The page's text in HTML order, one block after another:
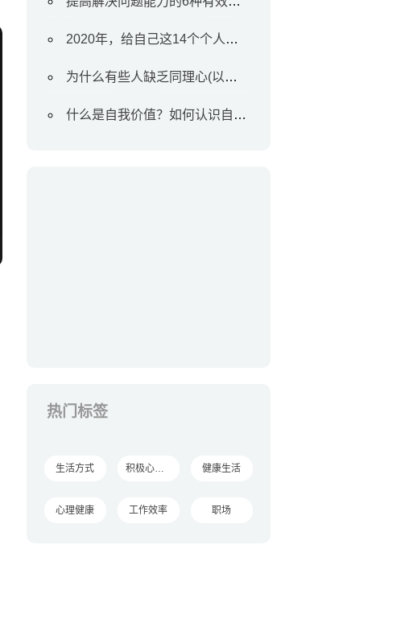
2020年，给自己这14个个人目标
为什么有些人缺乏同理心(以及如何对待他们)
什么是自我价值？如何认识自我价值
热门标签
生活方式 积极心理学 健康生活
心理健康 工作效率 职场